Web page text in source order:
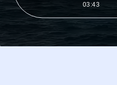
03:43